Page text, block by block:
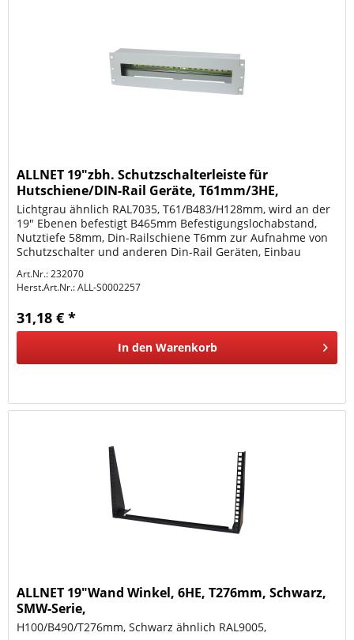
ALLNET 19"zbh. Schutzschalterleiste für
Hutschiene/DIN-Rail Geräte, T61mm/3HE,
Lichtgrau, Frontmonta
Lichtgrau ähnlich RAL7035, T61/B483/H128mm, wird an der
19" Ebenen befestigt B465mm Befestigungslochabstand,
Nutztiefe 58mm, Din-Railschiene T6mm zur Aufnahme von
Schutzschalter und anderen Din-Rail Geräten, Einbau
Art.Nr.: 232070
Herst.Art.Nr.:ALL-S0002257
31,18 € *
In den Warenkorb
ALLNET 19"Wand Winkel, 6HE, T276mm, Schwarz,
SMW-Serie,
H100/B490/T276mm, Schwarz ähnlich RAL9005,